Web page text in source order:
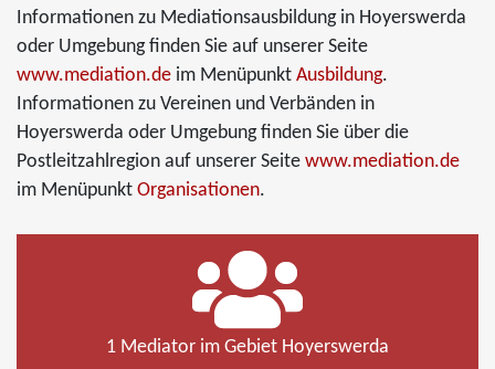
Informationen zu Mediationsausbildung in Hoyerswerda
oder Umgebung finden Sie auf unserer Seite
www.mediation.de im Menüpunkt Ausbildung.
Informationen zu Vereinen und Verbänden in
Hoyerswerda oder Umgebung finden Sie über die
Postleitzahlregion auf unserer Seite www.mediation.de
im Menüpunkt Organisationen.
1 Mediator im Gebiet Hoyerswerda